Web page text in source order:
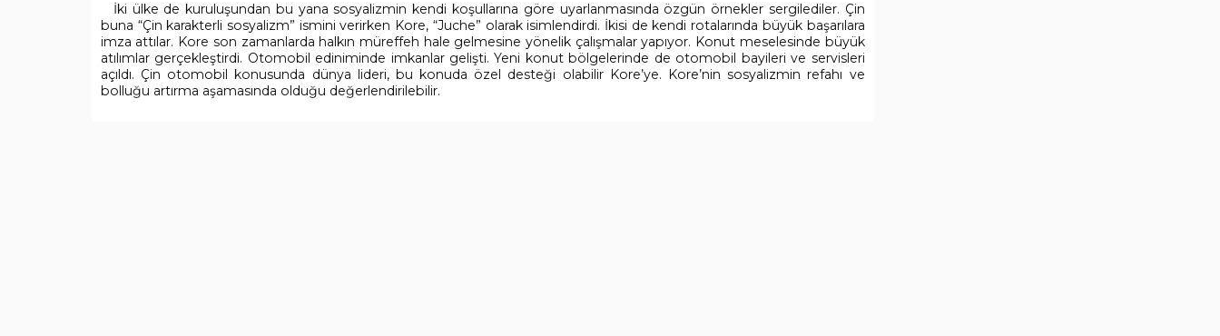
İki ülke de kuruluşundan bu yana sosyalizmin kendi koşullarına göre uyarlanmasında özgün örnekler sergilediler. Çin
buna “Çin karakterli sosyalizm” ismini verirken Kore, “Juche” olarak isimlendirdi. İkisi de kendi rotalarında büyük başarılara
imza attılar. Kore son zamanlarda halkın müreffeh hale gelmesine yönelik çalışmalar yapıyor. Konut meselesinde büyük
atılımlar gerçekleştirdi. Otomobil ediniminde imkanlar gelişti. Yeni konut bölgelerinde de otomobil bayileri ve servisleri
açıldı. Çin otomobil konusunda dünya lideri, bu konuda özel desteği olabilir Kore’ye. Kore’nin sosyalizmin refahı ve
bolluğu artırma aşamasında olduğu değerlendirilebilir.